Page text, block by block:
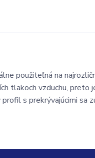
použiteľná na
tlakoch vzduchu, preto
s prekrývajúcimi sa